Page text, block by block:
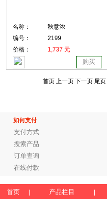
名称：
秋意浓
编号：
2199
价格：
1,737 元
购买
首页 上一页 下一页 尾页
如何支付
支付方式
搜索产品
订单查询
在线付款
首页 产品栏目